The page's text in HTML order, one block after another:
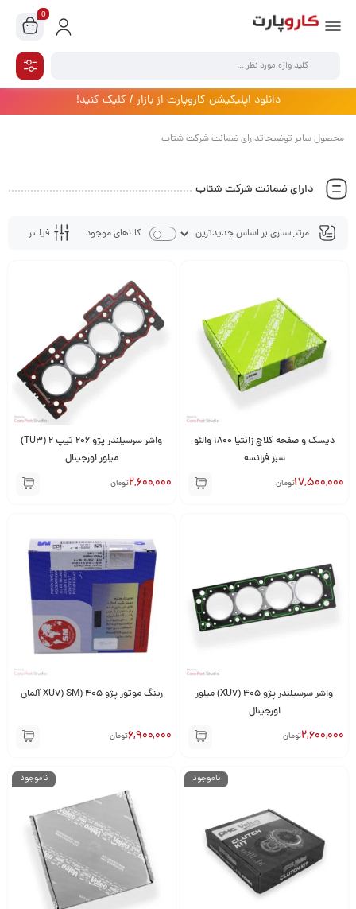
0
دانلود اپلیکیشن کاروپارت از بازار / کلیک کنید!
محصول سایر توضیحاتدارای ضمانت شرکت شتاب
دارای ضمانت شرکت شتاب
فیلـتر کالاهای موجود
دیسک و صفحه کلاچ زانتیا 1800 والئو
سبز فرانسه
17,500,000تومان
واشر سرسیلندر پژو 206 تیپ 2 (TU3)
میلور اورجینال
2,600,000تومان
واشر سرسیلندر پژو 405 (XU7) میلور
اورجینال
2,600,000تومان
رینگ موتور پژو 405 (XU7) SM آلمان
6,900,000تومان
ناموجود ناموجود